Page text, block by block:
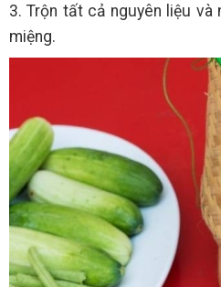
3. Trộn tất cả nguyên liệu
miệng.